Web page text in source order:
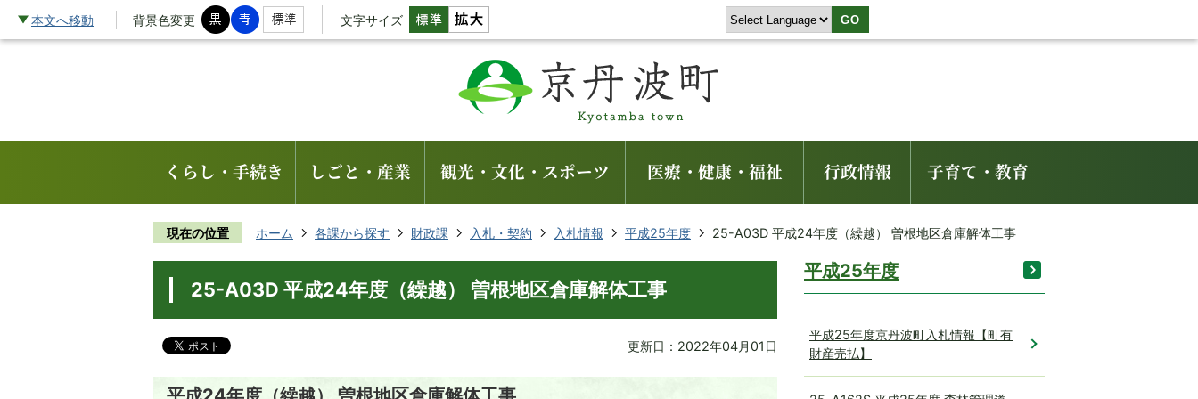
本文へ移動 背景色変更 文字サイズ GO
くらし・手続き しごと・産業 観光・文化・スポーツ 医療・健康・福祉 行政情報 子育て・教育
現在の位置 ホーム 各課から探す 財政課 入札・契約 入札情報 平成25年度 25-A03D 平成24年度（繰越） 曽根地区倉庫解体工事
25-A03D 平成24年度（繰越） 曽根地区倉庫解体工事
更新日：2022年04月01日
平成25年度
平成25年度京丹波町入札情報【町有
財産売払】